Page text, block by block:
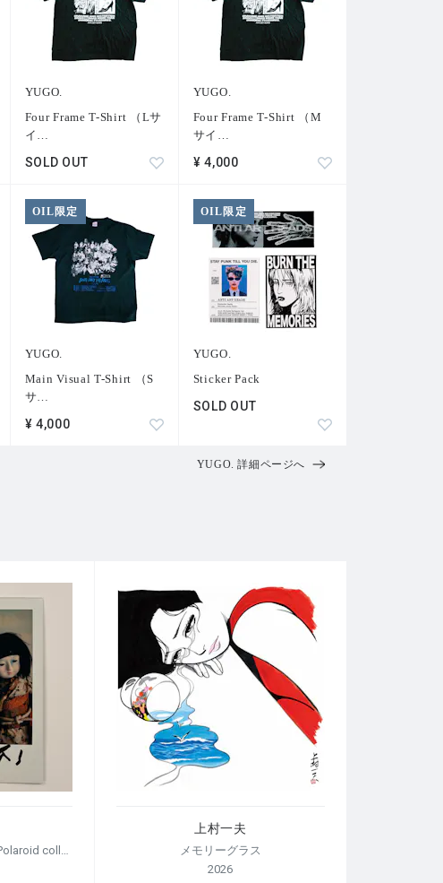
YUGO.
Four Frame T-Shirt （Lサ
イ
SOLD OUT
YUGO.
Four Frame T-Shirt （M
サイ
¥ 4,000
OIL限定
YUGO.
Main Visual T-Shirt （S
サ
¥ 4,000
OIL限定
YUGO.
Sticker Pack
SOLD OUT
YUGO. 詳細ページへ
【荒木経惟/サイン入り】Polaroid collage
上村一夫
メモリーグラス
2026